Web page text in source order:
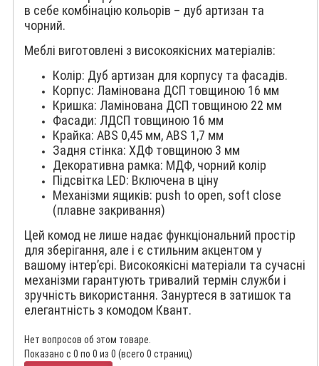
в себе комбінацію кольорів – дуб артизан та
чорний.
Меблі виготовлені з високоякісних матеріалів:
Колір: Дуб артизан для корпусу та фасадів.
Корпус: Ламінована ДСП товщиною 16 мм
Кришка: Ламінована ДСП товщиною 22 мм
Фасади: ЛДСП товщиною 16 мм
Крайка: ABS 0,45 мм, ABS 1,7 мм
Задня стінка: ХДФ товщиною 3 мм
Декоративна рамка: МДФ, чорний колір
Підсвітка LED: Включена в ціну
Механізми ящиків: push to open, soft close
(плавне закривання)
Цей комод не лише надає функціональний простір
для зберігання, але і є стильним акцентом у
вашому інтер’єрі. Високоякісні матеріали та сучасні
механізми гарантують тривалий термін служби і
зручність використання. Зануртеся в затишок та
елегантність з комодом Квант.
Нет вопросов об этом товаре.
Показано с 0 по 0 из 0 (всего 0 страниц)